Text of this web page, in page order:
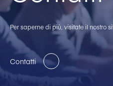
Per saperne di più, visitate il nostro
Contatti